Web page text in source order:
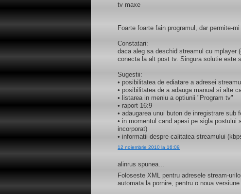
tv maxe
Foarte foarte fain programul, dar permite-
Constatari:
daca aleg sa deschid streamul cu mplayer
conecta la alt post tv. Singura solutie este
Sugestii:
• posibilitatea de ediatare a adresei
• posibilitatea de a adauga manual si alte
• listarea in meniu a optiunii "Program tv"
• raport 16:9
• adaugarea unui buton de inregistrare
• in momentul cand apesi pe sigla postului
incorporat)
• informatii despre calitatea streamului
12 noiembrie 2010 la 16:09
alinrus spunea...
Foloseste XML pentru adresele stream-
automata la pornire, pentru o noua